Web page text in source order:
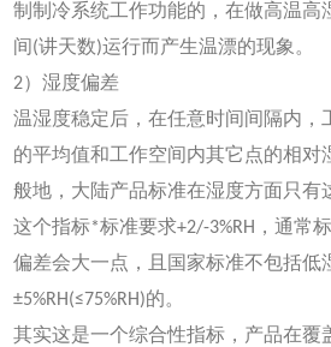
制制冷系统工作功能的，在做高温高
间(讲天数)运行而产生温漂的现象。
2）湿度偏差
温湿度稳定后，在任意时间间隔内，
的平均值和工作空间内其它点的相对
般地，大陆产品标准在湿度方面只有
这个指标*标准要求+2/-3%RH，通常
偏差会大一点，且国家标准不包括低
±5%RH(≤75%RH)的。
其实这是一个综合性指标，产品在覆